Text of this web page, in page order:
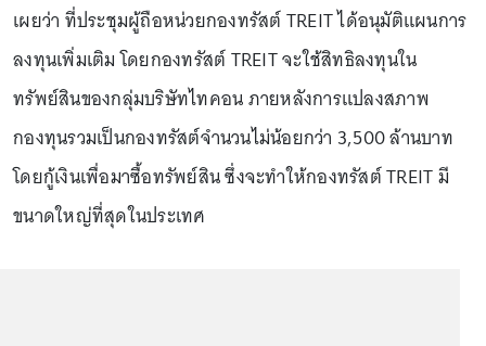
เผยว่า ที่ประชุมผู้ถือหน่วยกองทรัสต์ TREIT ได้อนุมัติแผนการ
ลงทุนเพิ่มเติม โดยกองทรัสต์ TREIT จะใช้สิทธิลงทุนใน
ทรัพย์สินของกลุ่มบริษัทไทคอน ภายหลังการแปลงสภาพ
กองทุนรวมเป็นกองทรัสต์จำนวนไม่น้อยกว่า 3,500 ล้านบาท
โดยกู้เงินเพื่อมาซื้อทรัพย์สิน ซึ่งจะทำให้กองทรัสต์ TREIT มี
ขนาดใหญ่ที่สุดในประเทศ